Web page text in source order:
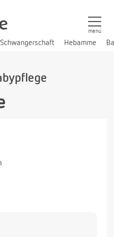
Schwangerschaft Hebamme
menü